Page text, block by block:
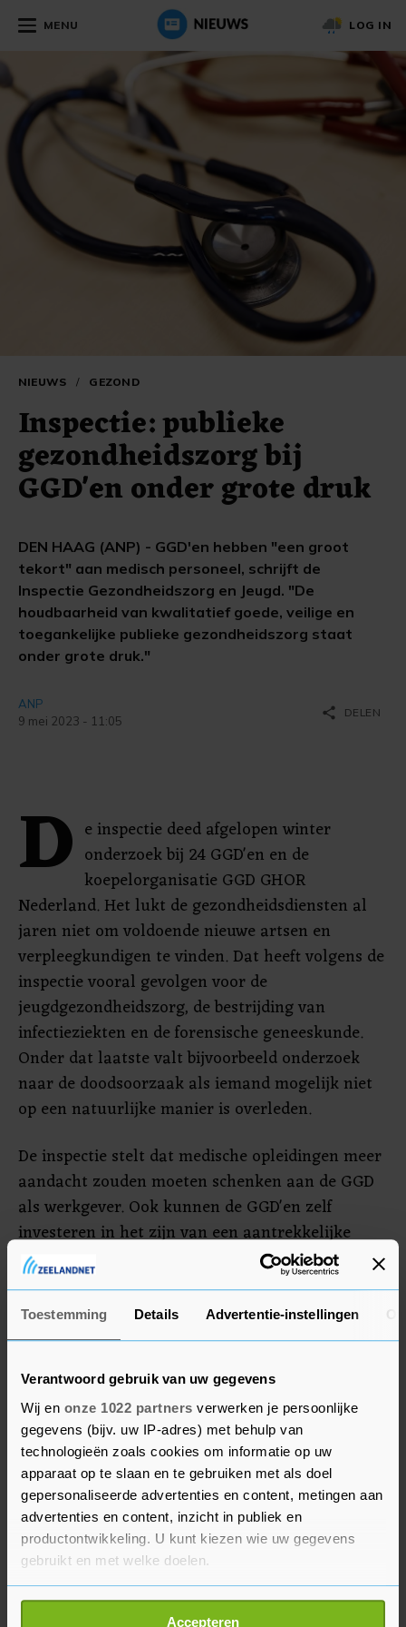
Toestemming Details Advertentie-instellingen
Verantwoord gebruik van uw gegevens
Wij en onze 1022 partners verwerken je persoonlijke
gegevens (bijv. uw IP-adres) met behulp van
technologieën zoals cookies om informatie op uw
apparaat op te slaan en te gebruiken met als doel
gepersonaliseerde advertenties en content, metingen aan
advertenties en content, inzicht in publiek en
productontwikkeling. U kunt kiezen wie uw gegevens
gebruikt en met welke doelen.
Als u het toestaat, willen we ook graag:
Accepteren
MENU LOG IN
NIEUWS / GEZOND
Inspectie: publieke
gezondheidszorg bij
GGD'en onder grote druk
DEN HAAG (ANP) - GGD'en hebben "een groot
tekort" aan medisch personeel, schrijft de
Inspectie Gezondheidszorg en Jeugd. "De
houdbaarheid van kwalitatief goede, veilige en
toegankelijke publieke gezondheidszorg staat
onder grote druk."
ANP
9 mei 2023 - 11:05
share DELEN
D e inspectie deed afgelopen winter
onderzoek bij 24 GGD'en en de
koepelorganisatie GGD GHOR
Nederland. Het lukt de gezondheidsdiensten al
jaren niet om voldoende nieuwe artsen en
verpleegkundigen te vinden. Dat heeft volgens de
inspectie vooral gevolgen voor de
jeugdgezondheidszorg, de bestrijding van
infectieziekten en de forensische geneeskunde.
Onder dat laatste valt bijvoorbeeld onderzoek
naar de doodsoorzaak als iemand mogelijk niet
op een natuurlijke manier is overleden.
De inspectie stelt dat medische opleidingen meer
aandacht zouden moeten schenken aan de GGD
als werkgever. Ook kunnen de GGD'en zelf
investeren in het zijn van een aantrekkelijke
werkgever, "door niet met elkaar te concurreren
en door aantrekkelijke arbeidsvoorwaarden te
bieden".